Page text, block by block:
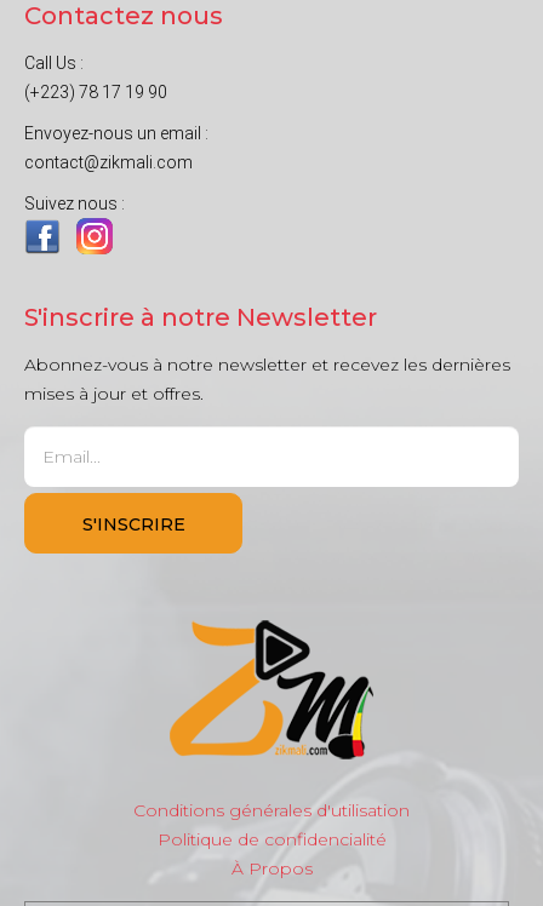
Contactez nous
Call Us :
(+223) 78 17 19 90
Envoyez-nous un email :
contact@zikmali.com
Suivez nous :
S'inscrire à notre Newsletter
Abonnez-vous à notre newsletter et recevez les dernières
mises à jour et offres.
Conditions générales d'utilisation
Politique de confidencialité
À Propos